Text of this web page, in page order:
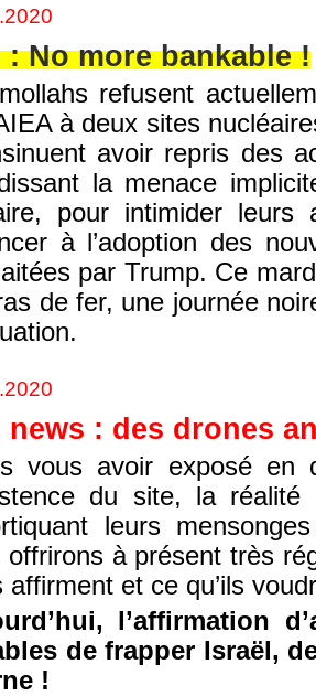
: No more bankable !
refusent
à deux sites
avoir repris des
la menace
pour intimider
à l’adoption des
par Trump. Ce
de fer, une journée
news : des drones
vous avoir exposé en
du site, la
leurs
offrirons à présent très
affirment et ce qu’ils
l’affirmation
de frapper Israël,
!